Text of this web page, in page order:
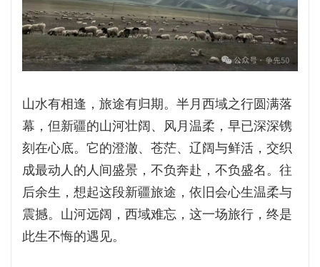
山水有相逢，旅途有归期。半月西域之行圆满落
幕，但新疆的山河壮阔、风月温柔，早已深深镌
刻在心底。它的澄澈、苍茫、辽阔与鲜活，交织
成最动人的人间盛景，不负奔赴，不负盛名。往
后余生，想起这段新疆旅途，依旧会心生温柔与
震撼。山河远阔，西域难忘，这一场旅行，终是
此生不悔的遇见。